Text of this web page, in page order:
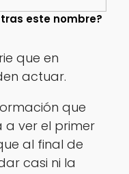
este nombre?
que en
actuar.
que
a ver el primer
al final de
casi ni la